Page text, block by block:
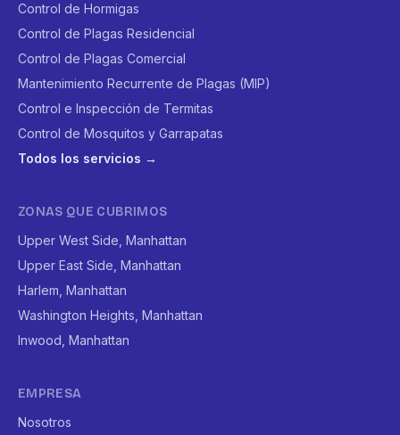
Control de Hormigas
Control de Plagas Residencial
Control de Plagas Comercial
Mantenimiento Recurrente de Plagas (MIP)
Control e Inspección de Termitas
Control de Mosquitos y Garrapatas
Todos los servicios →
ZONAS QUE CUBRIMOS
Upper West Side, Manhattan
Upper East Side, Manhattan
Harlem, Manhattan
Washington Heights, Manhattan
Inwood, Manhattan
EMPRESA
Nosotros